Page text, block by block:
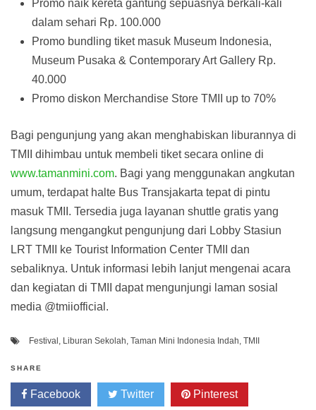
Promo naik kereta gantung sepuasnya berkali-kali
dalam sehari Rp. 100.000
Promo bundling tiket masuk Museum Indonesia,
Museum Pusaka & Contemporary Art Gallery Rp.
40.000
Promo diskon Merchandise Store TMII up to 70%
Bagi pengunjung yang akan menghabiskan liburannya di
TMII dihimbau untuk membeli tiket secara online di
www.tamanmini.com. Bagi yang menggunakan angkutan
umum, terdapat halte Bus Transjakarta tepat di pintu
masuk TMII. Tersedia juga layanan shuttle gratis yang
langsung mengangkut pengunjung dari Lobby Stasiun
LRT TMII ke Tourist Information Center TMII dan
sebaliknya. Untuk informasi lebih lanjut mengenai acara
dan kegiatan di TMII dapat mengunjungi laman sosial
media @tmiiofficial.
Festival Liburan Sekolah Taman Mini Indonesia Indah TMII
SHARE
Facebook Twitter Pinterest